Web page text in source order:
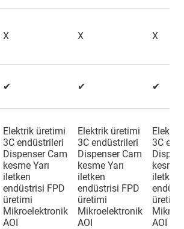
X X X
✔ ✔ ✔
Elektrik üretimi
3C endüstrileri
Dispenser Cam
kesme Yarı
iletken
endüstrisi FPD
üretimi
Mikroelektronik
AOI
Elektrik üretimi
3C endüstrileri
Dispenser Cam
kesme Yarı
iletken
endüstrisi FPD
üretimi
Mikroelektronik
AOI
3C
kesme
iletken
üretimi
AOI